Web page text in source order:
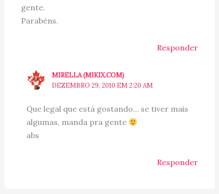
gente.
Parabéns.
Responder
MIRELLA (MIKIX.COM)
DEZEMBRO 29, 2010 EM 2:20 AM
Que legal que está gostando… se tiver mais
algumas, manda pra gente
abs
Responder